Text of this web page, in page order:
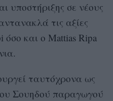
υποστήριξης σε νέους
τις αξίες
όσο και ο Mattias Ripa
ταυτόχρονα ως
Σουηδού παραγωγού